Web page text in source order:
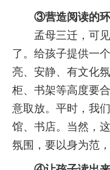
③营造阅读的
孟母三迁，可见
了。给孩子提供一
亮、安静、有文化
柜、书架等高度要
意取放。平时，我
馆、书店。当然，
氛围，要以身为范